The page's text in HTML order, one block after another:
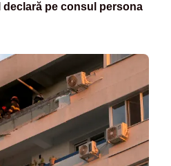
declară pe consul persona